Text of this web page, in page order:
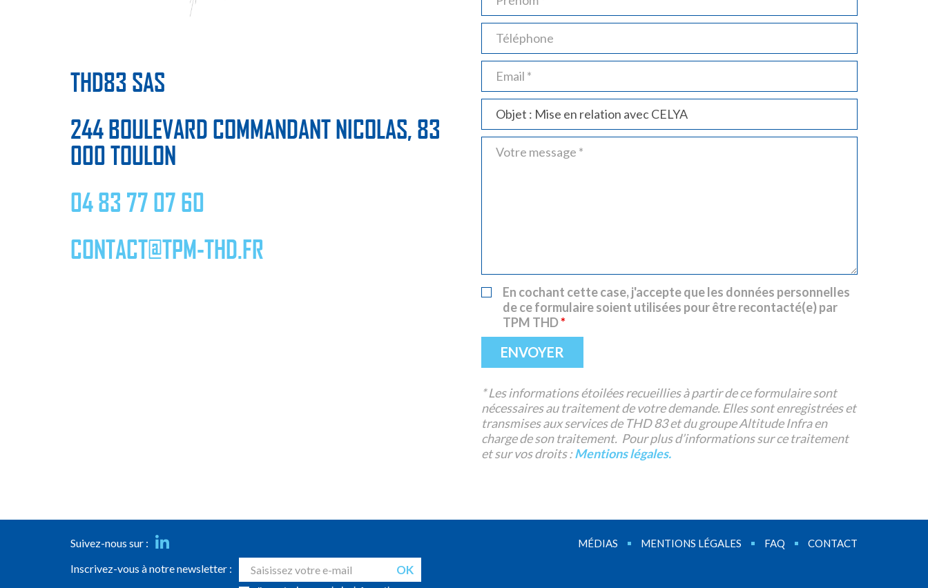
THD83 SAS
244 BOULEVARD COMMANDANT NICOLAS, 83
000 TOULON
04 83 77 07 60
CONTACT@TPM-THD.FR
En cochant cette case, j'accepte que les données personnelles
de ce formulaire soient utilisées pour être recontacté(e) par
TPM THD*
* Les informations étoilées recueillies à partir de ce formulaire sont
nécessaires au traitement de votre demande. Elles sont enregistrées et
transmises aux services de THD 83 et du groupe Altitude Infra en
charge de son traitement. Pour plus d’informations sur ce traitement
et sur vos droits :Mentions légales.
Suivez-nous sur : MÉDIAS MENTIONS LÉGALES FAQ CONTACT
Inscrivez-vous à notre newsletter :